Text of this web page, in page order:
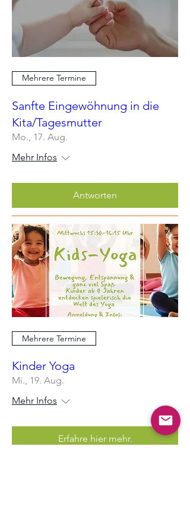
Mehrere Termine
Sanfte Eingewöhnung in die
Kita/Tagesmutter
Mo., 17. Aug.
Mehr Infos
Antworten
Mehrere Termine
Kinder Yoga
Mi., 19. Aug.
Mehr Infos
Erfahre hier mehr.